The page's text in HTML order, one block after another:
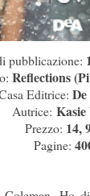
pubblicazione:
Reflections
Editrice:
Autrice: Kasie
Prezzo: 14,
Pagine: